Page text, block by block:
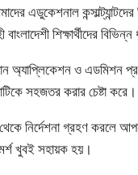
এডুকেশনাল
শিক্ষার্থীদের
অ্যাপ্লিকেশন ও এডমিশন
সহজতর করার চেষ্টা করে।
নির্দেশনা গ্রহণ করলে
খুবই সহায়ক হয়।